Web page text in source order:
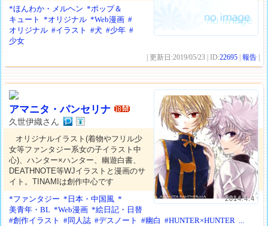
*ほんわか・メルヘン *ポップ＆
キュート
*オリジナル *Web漫画 #
オリジナル #イラスト #犬 #少年 #
少女
| 更新日:2019/05/23 | ID:22695 |報告
2014.4.4
アマニタ・パンセリナ
久世伊織さん
オリジナルイラスト(着物やフリル少
女等ファンタジー系女の子イラスト中
心)、ハンター×ハンター、幽遊白書、
DEATHNOTE等WJイラストと漫画のサ
イト。TINAMIは創作中心です
*ファンタジー *日本・中国風 *
美青年・BL *Web漫画 *絵日記・日替
#創作イラスト
#同人誌 #デスノート #幽白 #HUNTER×HUNTER ...